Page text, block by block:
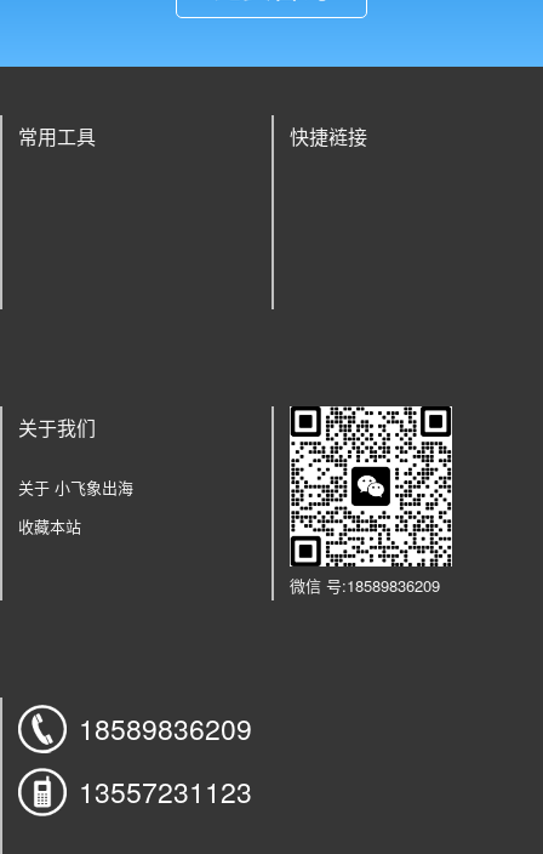
常用工具 快捷裢接
关于我们
关于 小飞象出海
收藏本站
微信 号:18589836209
18589836209
13557231123